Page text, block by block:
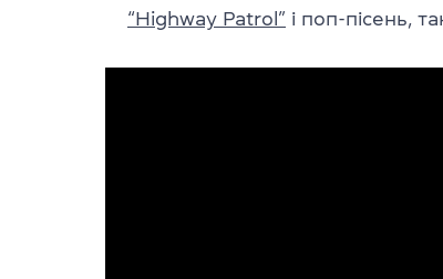
“Highway Patrol” і поп-пісень,